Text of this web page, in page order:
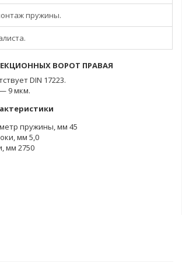
пружины.
ВОРОТ ПРАВАЯ
DIN 17223.
9 мкм.
пружины, мм 45
мм 5,0
мм 2750